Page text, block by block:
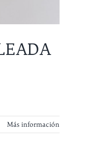
Más información